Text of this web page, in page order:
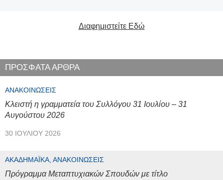
Διαφημιστείτε Εδώ
ΠΡΟΣΦΑΤΑ ΑΡΘΡΑ
ΑΝΑΚΟΙΝΏΣΕΙΣ
Κλειστή η γραμματεία του Συλλόγου 31 Ιουλίου – 31
Αυγούστου 2026
30 ΙΟΥΛΊΟΥ 2026
ΑΚΑΔΗΜΑΪΚΆ, ΑΝΑΚΟΙΝΏΣΕΙΣ
Πρόγραμμα Μεταπτυχιακών Σπουδών με τίτλο